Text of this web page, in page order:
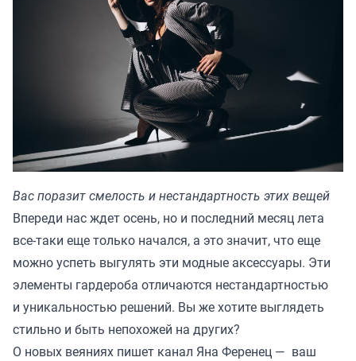
Вас поразит смелость и нестандартность этих вещей
Впереди нас ждет осень, но и последний месяц лета
все-таки еще только начался, а это значит, что еще
можно успеть выгулять эти модные аксессуары. Эти
элементы гардероба отличаются нестандартностью
и уникальностью решений. Вы же хотите выглядеть
стильно и быть непохожей на других?
О новых веяниях пишет канал Яна Ференец — ваш